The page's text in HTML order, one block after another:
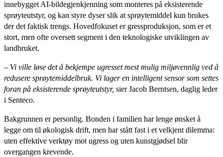
innebygget AI-bildegjenkjenning som monteres på eksisterende
sprøyteutstyr, og kan styre dyser slik at sprøytemiddel kun brukes
der det faktisk trengs. Hovedfokuset er gressproduksjon, som er et
stort, men ofte oversett segment i den teknologiske utviklingen av
landbruket.
– Vi ville løse det å bekjempe ugresset mest mulig miljøvennlig ved å
redusere sprøytemiddelbruk. Vi lager en intelligent sensor som settes
foran på eksisterende sprøyteutstyr, sier Jacob Berntsen, daglig leder
i Senteco.
Bakgrunnen er personlig. Bonden i familien har lenge ønsket å
legge om til økologisk drift, men har stått fast i et velkjent dilemma:
uten effektive verktøy mot ugress og uten kunstgjødsel blir
overgangen krevende.